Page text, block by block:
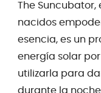
The
nacidos
esencia, es un
energía solar
utilizarla para
durante la noche.